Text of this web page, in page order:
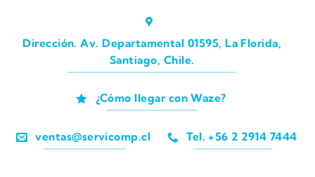
Dirección. Av. Departamental 01595, La Florida,
Santiago, Chile.
¿Cómo llegar con Waze?
ventas@servicomp.cl Tel. +56 2 2914 7444